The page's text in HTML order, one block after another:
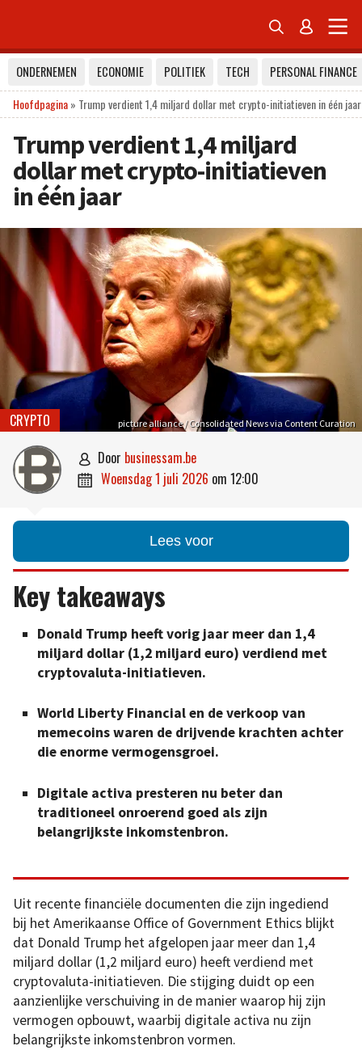
 
ONDERNEMEN ECONOMIE POLITIEK TECH
PERSONAL FINANCE
Hoofdpagina» Trump verdient 1,4 miljard dollar met crypto-initiatieven in één jaar
Trump verdient 1,4 miljard
dollar met crypto-initiatieven
in één jaar
picture alliance / Consolidated News via Content Curation
CRYPTO
 door businessam.be
 woensdag 1 juli 2026 om 12:00
Lees voor
Key takeaways
Donald Trump heeft vorig jaar meer dan 1,4
miljard dollar (1,2 miljard euro) verdiend met
cryptovaluta-initiatieven.
World Liberty Financial en de verkoop van
memecoins waren de drijvende krachten achter
die enorme vermogensgroei.
Digitale activa presteren nu beter dan
traditioneel onroerend goed als zijn
belangrijkste inkomstenbron.
Uit recente financiële documenten die zijn ingediend
bij het Amerikaanse Office of Government Ethics blijkt
dat Donald Trump het afgelopen jaar meer dan 1,4
miljard dollar (1,2 miljard euro) heeft verdiend met
cryptovaluta-initiatieven. Die stijging duidt op een
aanzienlijke verschuiving in de manier waarop hij zijn
vermogen opbouwt, waarbij digitale activa nu zijn
belangrijkste inkomstenbron vormen.